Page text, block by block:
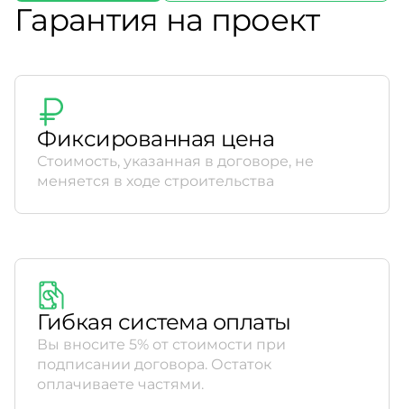
Гарантия на проект
Фиксированная цена
Стоимость, указанная в договоре, не
меняется в ходе строительства
Гибкая система оплаты
Вы вносите 5% от стоимости при
подписании договора. Остаток
оплачиваете частями.